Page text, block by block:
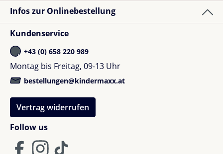
Follow us
Infos zur Onlinebestellung
Kundenservice
+43 (0) 658 220 989
Montag bis Freitag, 09-13 Uhr
bestellungen@kindermaxx.at
Vertrag widerrufen